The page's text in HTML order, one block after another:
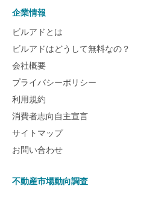
企業情報
ビルアドとは
ビルアドはどうして無料なの？
会社概要
プライバシーポリシー
利用規約
消費者志向自主宣言
サイトマップ
お問い合わせ
不動産市場動向調査